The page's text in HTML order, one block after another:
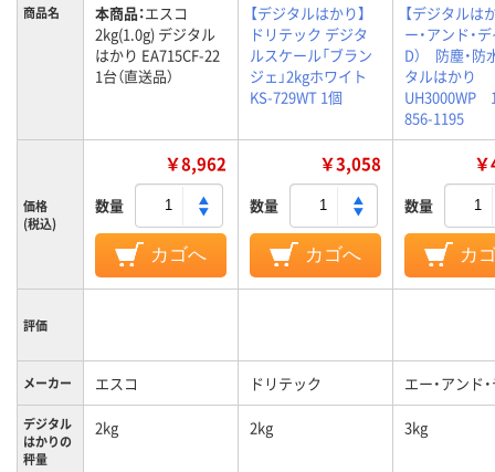
商品名 本商品：エスコ
2kg(1.0g) デジタル
はかり EA715CF-22
1台（直送品）
【デジタルはかり】
ドリテック デジタ
ルスケール「ブラン
ジェ」2kgホワイト
KS-729WT 1個
【デジタルは
ー・アンド・
D） 防塵・防
タルはかり
856-1195
価格
(税込)
￥8,962
数量
カゴへ
￥3,058
数量
カゴへ
数量
カ
評価
メーカー エスコ ドリテック エー・アンド
デジタル
はかりの
秤量
2kg 2kg 3kg